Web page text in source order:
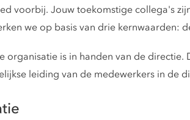
voorbij. Jouw toekomstige collega's
we op basis van drie kernwaarden:
organisatie is in handen van de
leiding van de medewerkers in de